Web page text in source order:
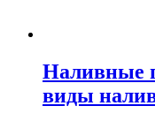
Наливные
виды